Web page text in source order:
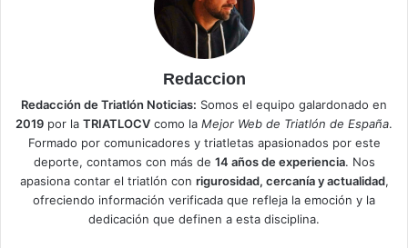
Redaccion
Redacción de Triatlón Noticias: Somos el equipo galardonado en
2019 por la TRIATLOCV como la Mejor Web de Triatlón de España.
Formado por comunicadores y triatletas apasionados por este
deporte, contamos con más de 14 años de experiencia. Nos
apasiona contar el triatlón con rigurosidad, cercanía y actualidad,
ofreciendo información verificada que refleja la emoción y la
dedicación que definen a esta disciplina.